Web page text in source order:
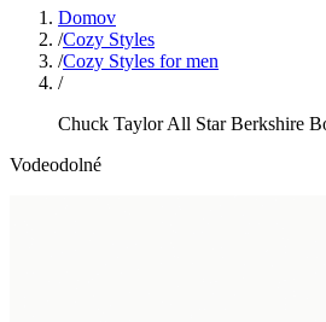
Domov
/Cozy Styles
/Cozy Styles for men
/
Chuck Taylor All Star Berkshire
Vodeodolné